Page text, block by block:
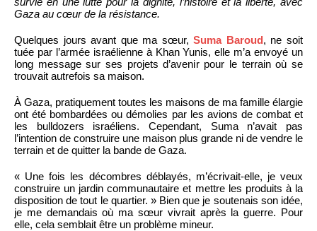
Gaza au cœur de la résistance.
Quelques jours avant que ma sœur,Suma Baroud, ne soit
tuée par l’armée israélienne à Khan Yunis, elle m’a envoyé un
long message sur ses projets d’avenir pour le terrain où se
trouvait autrefois sa maison.
À Gaza, pratiquement toutes les maisons de ma famille élargie
ont été bombardées ou démolies par les avions de combat et
les bulldozers israéliens. Cependant, Suma n’avait pas
l’intention de construire une maison plus grande ni de vendre le
terrain et de quitter la bande de Gaza.
« Une fois les décombres déblayés, m’écrivait-elle, je veux
construire un jardin communautaire et mettre les produits à la
disposition de tout le quartier. » Bien que je soutenais son idée,
je me demandais où ma sœur vivrait après la guerre. Pour
elle, cela semblait être un problème mineur.